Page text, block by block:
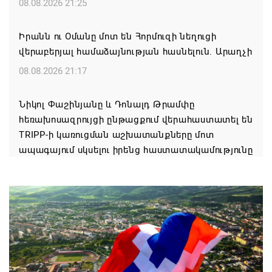
08.08.2026 21:25
Իրանն ու Օմանը մոտ են Հորմուզի նեղուցի
վերաբերյալ համաձայնության հասնելուն. Արաղչի
08.08.2026 21:17
Նիկոլ Փաշինյանը և Դոնալդ Թրամփը
հեռախոսազրույցի ընթացքում վերահաստատել են
TRIPP-ի կառուցման աշխատանքները մոտ
ապագայում սկսելու իրենց հաստատակամությունը
Փաշինյանն ու Ալիևը հեռախոսազրույց են ունեցել․
քննարկվել է TRIPP երթուղու նախագծի
իրականացումը
08.08.2026 12:32